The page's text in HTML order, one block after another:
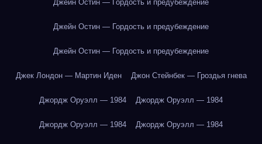
Джейн Остин — Гордость и предубеждение
Джейн Остин — Гордость и предубеждение
Джейн Остин — Гордость и предубеждение
Джек Лондон — Мартин Иден Джон Стейнбек — Гроздья гнева
Джордж Оруэлл — 1984 Джордж Оруэлл — 1984
Джордж Оруэлл — 1984 Джордж Оруэлл — 1984